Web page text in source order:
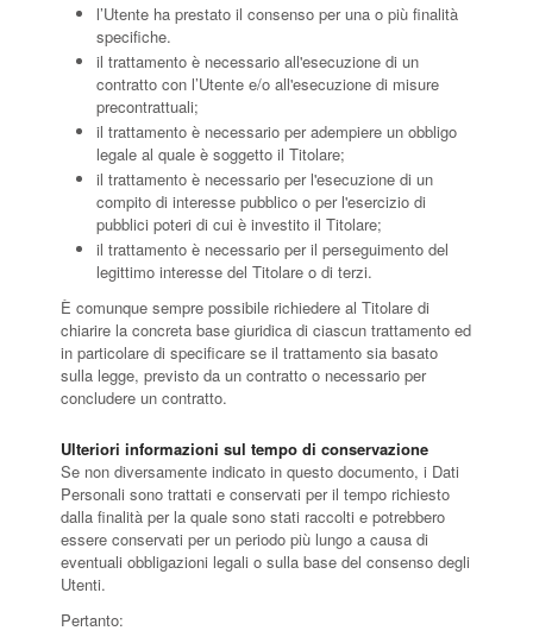
l’Utente ha prestato il consenso per una o più finalità
specifiche.
il trattamento è necessario all'esecuzione di un
contratto con l’Utente e/o all'esecuzione di misure
precontrattuali;
il trattamento è necessario per adempiere un obbligo
legale al quale è soggetto il Titolare;
il trattamento è necessario per l'esecuzione di un
compito di interesse pubblico o per l'esercizio di
pubblici poteri di cui è investito il Titolare;
il trattamento è necessario per il perseguimento del
legittimo interesse del Titolare o di terzi.
È comunque sempre possibile richiedere al Titolare di
chiarire la concreta base giuridica di ciascun trattamento ed
in particolare di specificare se il trattamento sia basato
sulla legge, previsto da un contratto o necessario per
concludere un contratto.
Ulteriori informazioni sul tempo di conservazione
Se non diversamente indicato in questo documento, i Dati
Personali sono trattati e conservati per il tempo richiesto
dalla finalità per la quale sono stati raccolti e potrebbero
essere conservati per un periodo più lungo a causa di
eventuali obbligazioni legali o sulla base del consenso degli
Utenti.
Pertanto: